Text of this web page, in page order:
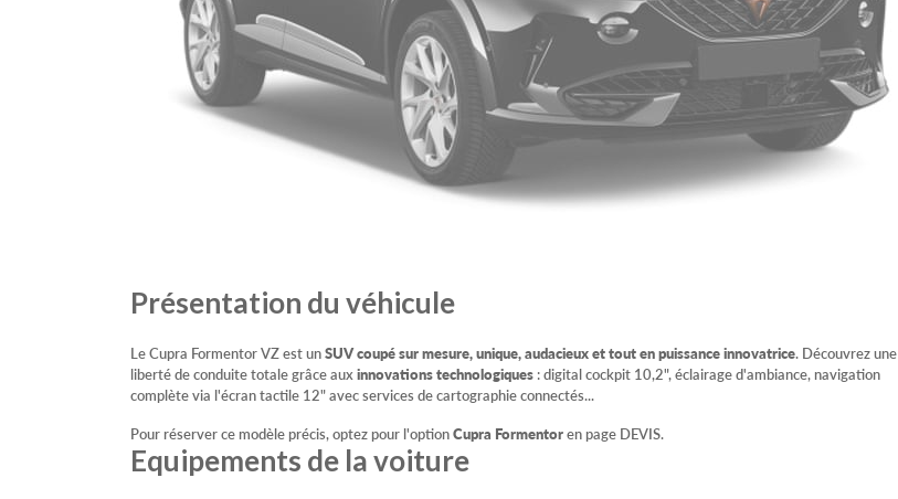
Présentation du véhicule
Le Cupra Formentor VZ est unSUV coupé sur mesure, unique, audacieux et tout en puissance innovatrice. Découvrez une
liberté de conduite totale grâce auxinnovations technologiques : digital cockpit 10,2", éclairage d'ambiance, navigation
complète via l'écran tactile 12" avec services de cartographie connectés...
Pour réserver ce modèle précis, optez pour l'optionCupra Formentoren page DEVIS.
Equipements de la voiture